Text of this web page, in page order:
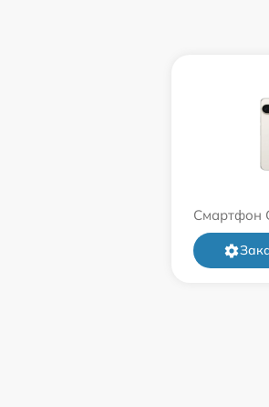
Смартфон